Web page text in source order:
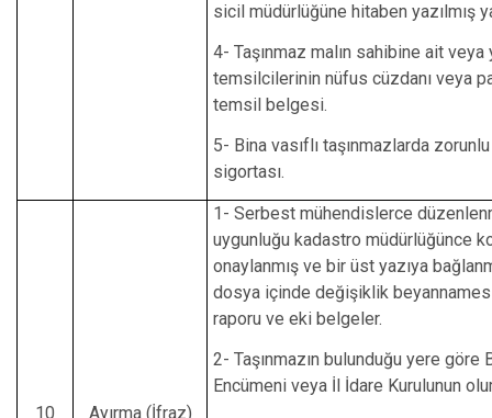
sicil müdürlüğüne hitaben yazılmış
4- Taşınmaz malın sahibine ait
temsilcilerinin nüfus cüzdanı veya
temsil belgesi.
5- Bina vasıflı taşınmazlarda
sigortası.
10 Ayırma (İfraz)
1- Serbest mühendislerce
uygunluğu kadastro müdürlüğünce
onaylanmış ve bir üst yazıya
dosya içinde değişiklik
raporu ve eki belgeler.
2- Taşınmazın bulunduğu yere göre
Encümeni veya İl İdare Kurulunun